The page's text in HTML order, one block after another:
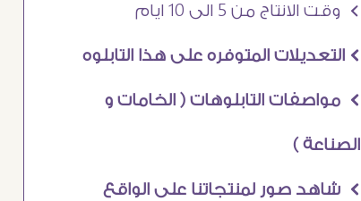
Ö وقت الانتاج من 5 الى 10 ايام
Ö التعديلات المتوفره على هذا التابلوه
Ö مواصفات التابلوهات ( الخامات و
الصناعة )
Ö شاهد صور لمنتجاتنا على الواقع